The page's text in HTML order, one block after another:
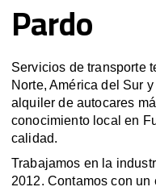
Pardo
Servicios de transporte
Norte, América del Sur
alquiler de autocares
conocimiento local en
calidad.
Trabajamos en la
2012. Contamos con